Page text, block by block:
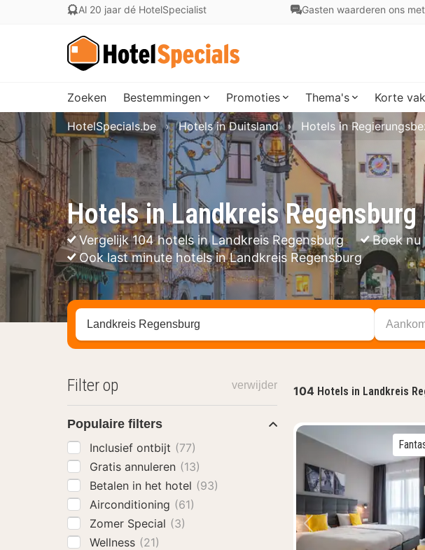
Al 20 jaar dé HotelSpecialist Gasten waarderen ons
Zoeken Bestemmingen Promoties Thema's Korte
Hotels in Landkreis Regensburg
Vergelijk 104 hotels in Landkreis Regensburg
Boek
Ook last minute hotels in Landkreis Regensburg
HotelSpecials.be Hotels in Duitsland Hotels in
Zoek op hotel, regio of stad
104 Hotels in Landkreis
Vorige foto
Filter op verwijder
Populaire filters
Inclusief ontbijt (77)
Gratis annuleren (13)
Betalen in het hotel (93)
Airconditioning (61)
Zomer Special (3)
Wellness (21)